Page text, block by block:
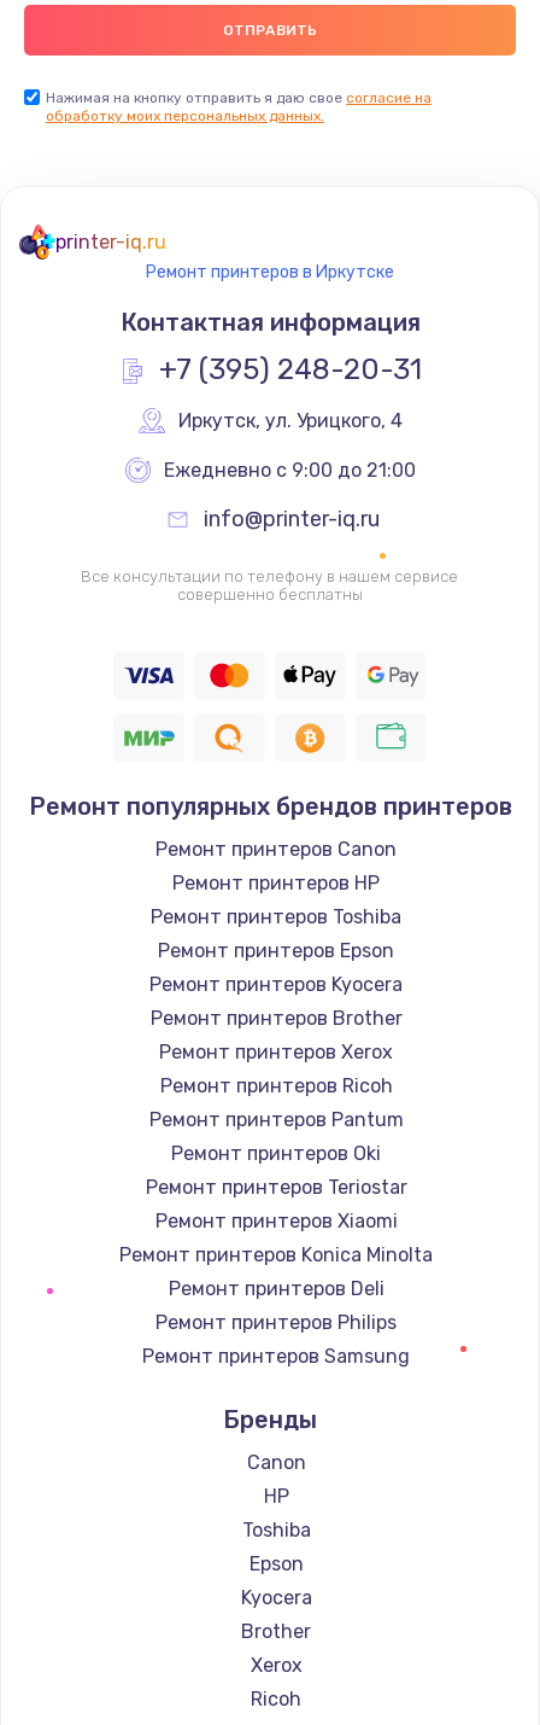
Заказать
Ремонт платы управления
3500 руб.
Заказать
Перепрошивка
2500 руб.
Ремонт дренажного клапана
2300 руб.
Полный ремонт заварочного блока
2850 руб.
Заказать
Ремонт электромагнитного клапана
2050 руб.
Заказать
Ремонт дренажа
2400 руб.
Заказать
Чистка дренажа
1500 руб.
Заказать
Ремонт электронного узла
Заказать
Нажимая на кнопку отправить я даю свое согласие на
обработку моих персональных данных.
printer-iq.ru
Ремонт принтеров в Иркутске
Контактная информация
+7 (395) 248-20-31
Иркутск, ул. Урицкого, 4
Ежедневно с 9:00 до 21:00
info@printer-iq.ru
Все консультации по телефону в нашем сервисе
совершенно бесплатны
Ремонт популярных брендов принтеров
Ремонт принтеров Canon
Ремонт принтеров HP
Ремонт принтеров Toshiba
Ремонт принтеров Epson
Ремонт принтеров Kyocera
Ремонт принтеров Brother
Ремонт принтеров Xerox
Ремонт принтеров Ricoh
Ремонт принтеров Pantum
Ремонт принтеров Oki
Ремонт принтеров Teriostar
Ремонт принтеров Xiaomi
Ремонт принтеров Konica Minolta
Ремонт принтеров Deli
Ремонт принтеров Philips
Ремонт принтеров Samsung
Ремонт принтеров Lexmark
Ремонт принтеров Sharp
Ремонт принтеров TSC
Ремонт принтеров Fujitsu
Ремонт принтеров Godex
Бренды
Canon
HP
Toshiba
Epson
Kyocera
Brother
Xerox
Ricoh